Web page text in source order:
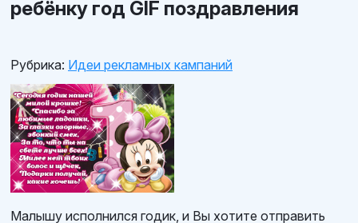
ребёнку год GIF поздравления
Рубрика: Идеи рекламных кампаний
Малышу исполнился годик, и Вы хотите отправить